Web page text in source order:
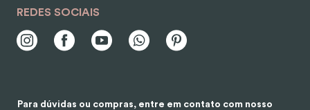
REDES SOCIAIS
Para dúvidas ou compras, entre em contato com nosso